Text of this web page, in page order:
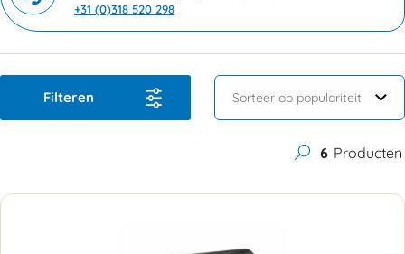
+31 (0)318 520 298
Filteren
6 Producten